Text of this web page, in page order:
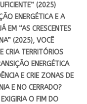
(2025)
ENERGÉTICA E A
EM “AS CRESCENTES
(2025), VOCÊ
CRIA TERRITÓRIOS
ENERGÉTICA
E CRIE ZONAS DE
E NO CERRADO?
O FIM DO